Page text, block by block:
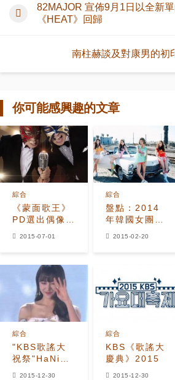
82MAJOR 宣佈9月1日以全新單
《HEAT》回歸
南柱赫談及對康男的初
你可能感興趣的文章
《蒙面歌王》
PD選出偶像唱
弘基」
綜合
2015-07-01
盤點：2014
年韓國女團三
綜合
2015-02-20
"KBS歌謠大
祝祭"HaNi：
綜合
2015-12-30
KBS《歌謠大
慶典》2015
綜合
2015-12-30